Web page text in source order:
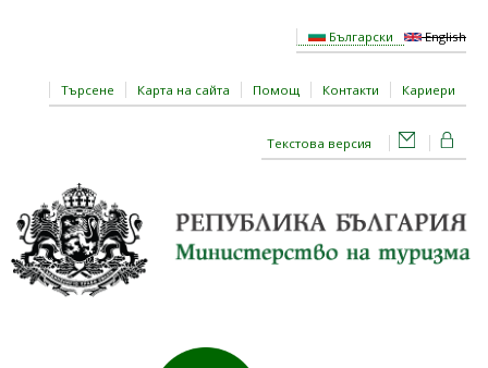
Български English
Търсене Карта на сайта Помощ Контакти Кариери
Текстова версия